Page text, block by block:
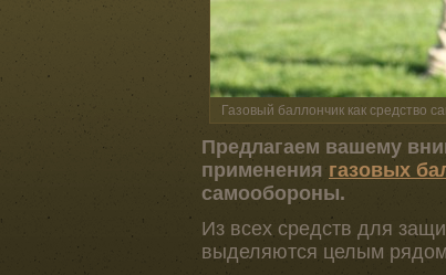
Газовый баллончик как средство
Предлагаем вашему
применения газовых
самообороны.
Из всех средств для
выделяются целым